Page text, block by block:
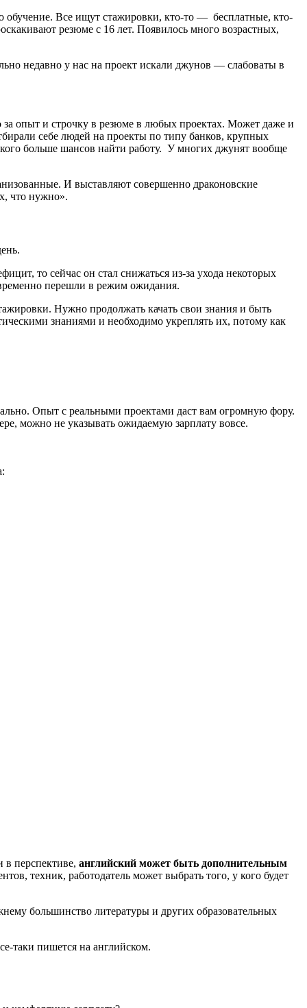
обучение. Все ищут стажировки, кто-то ― бесплатные, кто-
резюме с 16 лет. Появилось много возрастных,
недавно у нас на проект искали джунов ― слабоваты в
опыт и строчку в резюме в любых проектах. Может даже и
себе людей на проекты по типу банков, крупных
больше шансов найти работу. У многих джунят вообще
И выставляют совершенно драконовские
что нужно».
то сейчас он стал снижаться из-за ухода некоторых
перешли в режим ожидания.
Нужно продолжать качать свои знания и быть
знаниями и необходимо укреплять их, потому как
Опыт с реальными проектами даст вам огромную фору.
можно не указывать ожидаемую зарплату вовсе.
перспективе, английский может быть дополнительным
техник, работодатель может выбрать того, у кого будет
большинство литературы и других образовательных
таки пишется на английском.